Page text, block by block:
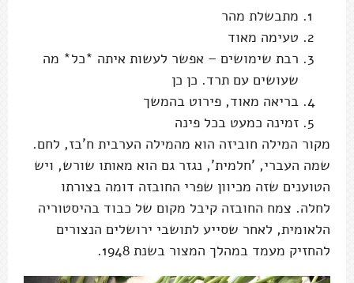
מתבשלת מהר
טעימה מאוד
רבת שימושים – אפשר לעשות איתה *כל* מה
שעושים עם תרד. כן כן
בריאה מאוד, פירוט בהמשך
זמינה כמעט בכל פינה
מקור המילה חוביזה הוא מהמילה הערבית ח'בז, לחם.
שמה העברי, 'חלמית', נגזר גם הוא מאותו שורש, ויש
הטוענים שזה מכיוון שפרי החובזה דומה בצורתו
לחלה. צמח החובזה קיבל מקום של כבוד בהיסטוריה
הלאומית, לאחר שסייע לתושבי ירושלים הנצורים
להחזיק מעמד במהלך המצור בשנת 1948.